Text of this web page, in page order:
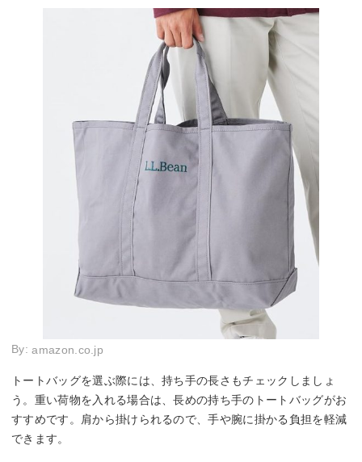
By:amazon.co.jp
トートバッグを選ぶ際には、持ち手の長さもチェックしましょ
う。重い荷物を入れる場合は、長めの持ち手のトートバッグがお
すすめです。肩から掛けられるので、手や腕に掛かる負担を軽減
できます。